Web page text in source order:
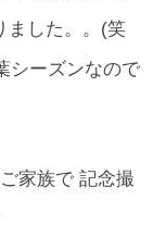
ました。。(笑
シーズンなので
家族で 記念撮